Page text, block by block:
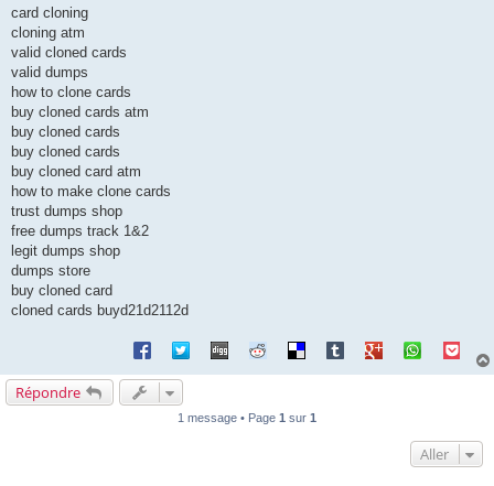
card cloning
cloning atm
valid cloned cards
valid dumps
how to clone cards
buy cloned cards atm
buy cloned cards
buy cloned cards
buy cloned card atm
how to make clone cards
trust dumps shop
free dumps track 1&2
legit dumps shop
dumps store
buy cloned card
cloned cards buyd21d2112d
Répondre
1 message • Page 1 sur 1
Aller